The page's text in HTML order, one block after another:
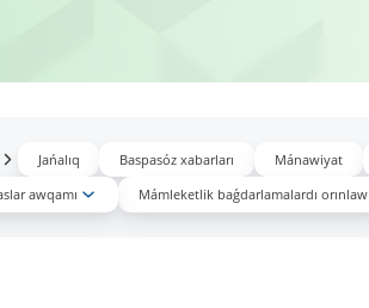
Jańalıq Baspasóz xabarları Mánawiyat
awqamı Mámleketlik baǵdarlamalardı orınlaw